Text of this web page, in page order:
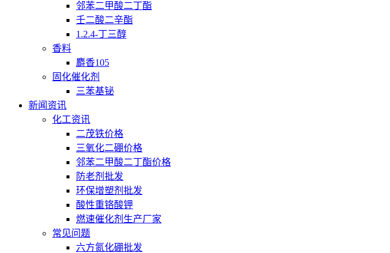
邻苯二甲酸二丁酯
壬二酸二辛酯
1.2.4-丁三醇
香料
麝香105
固化催化剂
三苯基铋
新闻资讯
化工资讯
二茂铁价格
三氧化二硼价格
邻苯二甲酸二丁酯价格
防老剂批发
环保增塑剂批发
酸性重铬酸钾
燃速催化剂生产厂家
常见问题
六方氮化硼批发